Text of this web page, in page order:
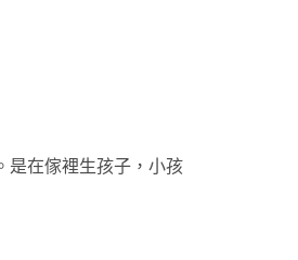
是在傢裡生孩子，小孩